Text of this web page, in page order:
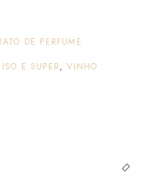
DE PERFUME
ISO E SUPER,VINHO